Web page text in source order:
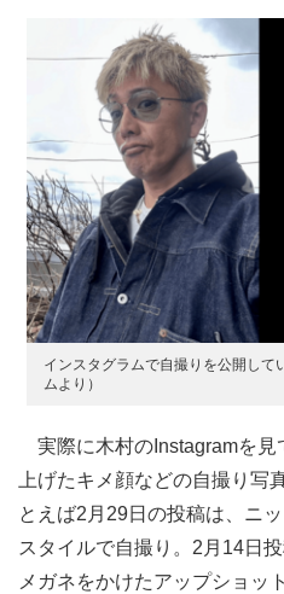
インスタグラムで自撮りを公開して
ムより）
実際に木村のInstagramを見
上げたキメ顔などの自撮り写
とえば2月29日の投稿は、ニ
スタイルで自撮り。2月14日
メガネをかけたアップショッ